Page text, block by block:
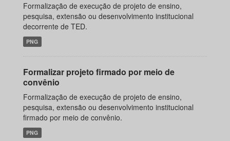
Formalização de execução de projeto de ensino,
pesquisa, extensão ou desenvolvimento institucional
decorrente de TED.
PNG
Formalizar projeto firmado por meio de
convênio
Formalização de execução de projeto de ensino,
pesquisa, extensão ou desenvolvimento institucional
firmado por meio de convênio.
PNG